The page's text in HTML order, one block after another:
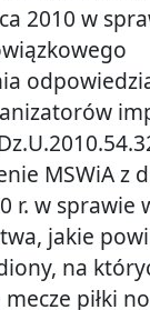
2010 w
MSWiA z
r. w sprawie
jakie
na
piłki